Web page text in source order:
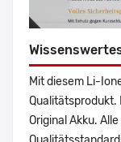
Mit diesem Li-
Qualitätsprodukt.
Original Akku.